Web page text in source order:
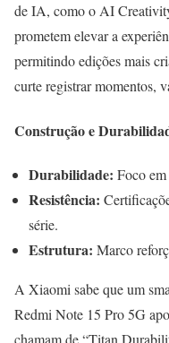
de IA, como o AI
prometem elevar a
permitindo edições mais
curte registrar momentos,
Construção e
Durabilidade: Foco
Resistência:
série.
Estrutura: Marco
A Xiaomi sabe que um
Redmi Note 15 Pro 5G
chamam de “Titan